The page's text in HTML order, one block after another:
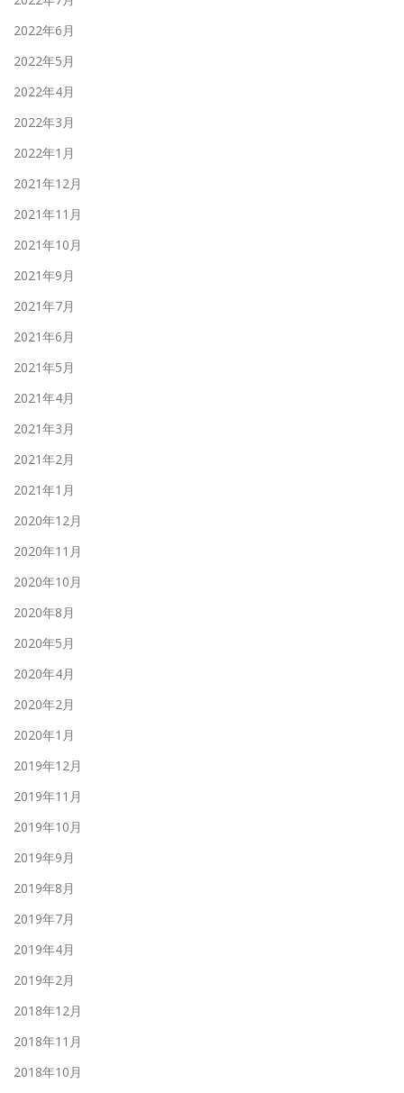
2022年6月
2022年5月
2022年4月
2022年3月
2022年1月
2021年12月
2021年11月
2021年10月
2021年9月
2021年7月
2021年6月
2021年5月
2021年4月
2021年3月
2021年2月
2021年1月
2020年12月
2020年11月
2020年10月
2020年8月
2020年5月
2020年4月
2020年2月
2020年1月
2019年12月
2019年11月
2019年10月
2019年9月
2019年8月
2019年7月
2019年4月
2019年2月
2018年12月
2018年11月
2018年10月